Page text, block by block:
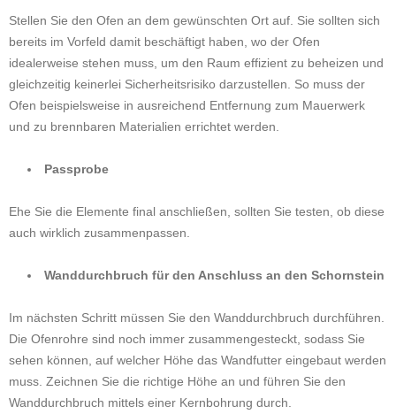
Stellen Sie den Ofen an dem gewünschten Ort auf. Sie sollten sich
bereits im Vorfeld damit beschäftigt haben, wo der Ofen
idealerweise stehen muss, um den Raum effizient zu beheizen und
gleichzeitig keinerlei Sicherheitsrisiko darzustellen. So muss der
Ofen beispielsweise in ausreichend Entfernung zum Mauerwerk
und zu brennbaren Materialien errichtet werden.
Passprobe
Ehe Sie die Elemente final anschließen, sollten Sie testen, ob diese
auch wirklich zusammenpassen.
Wanddurchbruch für den Anschluss an den Schornstein
Im nächsten Schritt müssen Sie den Wanddurchbruch durchführen.
Die Ofenrohre sind noch immer zusammengesteckt, sodass Sie
sehen können, auf welcher Höhe das Wandfutter eingebaut werden
muss. Zeichnen Sie die richtige Höhe an und führen Sie den
Wanddurchbruch mittels einer Kernbohrung durch.